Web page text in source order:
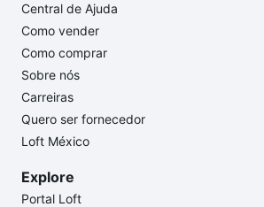
Central de Ajuda
Como vender
Como comprar
Sobre nós
Carreiras
Quero ser fornecedor
Loft México
Explore
Portal Loft